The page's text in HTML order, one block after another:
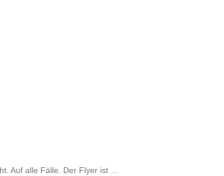
Auf alle Fälle. Der Flyer ist …